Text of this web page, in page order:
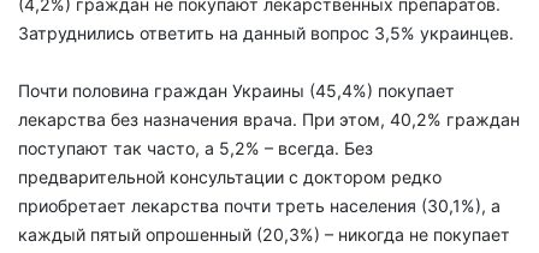
(4,2%) граждан не покупают лекарственных препаратов.
Затруднились ответить на данный вопрос 3,5% украинцев.
Почти половина граждан Украины (45,4%) покупает
лекарства без назначения врача. При этом, 40,2% граждан
поступают так часто, а 5,2% – всегда. Без
предварительной консультации с доктором редко
приобретает лекарства почти треть населения (30,1%), а
каждый пятый опрошенный (20,3%) – никогда не покупает